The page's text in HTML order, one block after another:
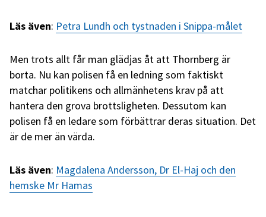
Läs även: Petra Lundh och tystnaden i Snippa-målet
Men trots allt får man glädjas åt att Thornberg är
borta. Nu kan polisen få en ledning som faktiskt
matchar politikens och allmänhetens krav på att
hantera den grova brottsligheten. Dessutom kan
polisen få en ledare som förbättrar deras situation. Det
är de mer än värda.
Läs även: Magdalena Andersson, Dr El-Haj och den
hemske Mr Hamas